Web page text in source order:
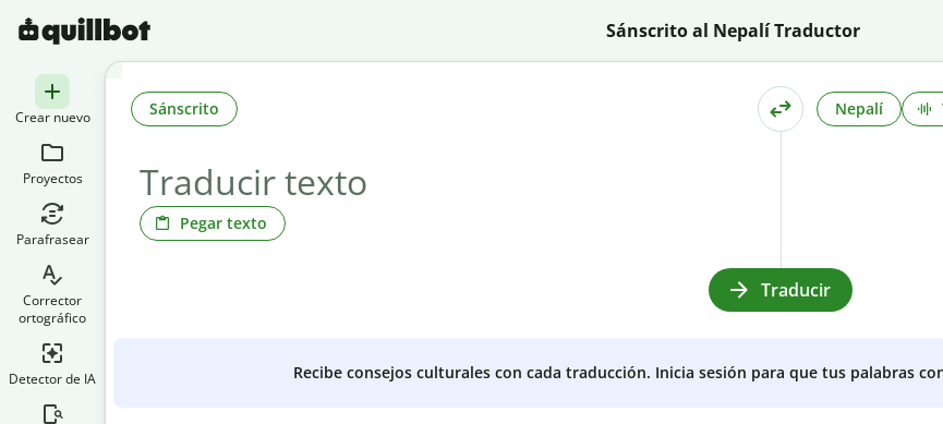
Sánscrito al Nepalí Traductor
Crear nuevo
Proyectos
Parafrasear
Corrector
ortográfico
Detector de IA
Pegar texto
Sánscrito Nepalí
Traducir
Recibe consejos culturales con cada traducción. Inicia sesión para que tus palabras